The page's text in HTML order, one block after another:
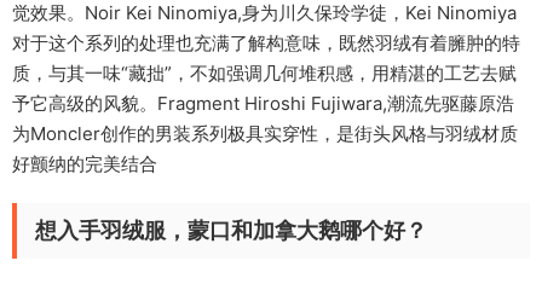
觉效果。Noir Kei Ninomiya,身为川久保玲学徒，Kei Ninomiya
对于这个系列的处理也充满了解构意味，既然羽绒有着臃肿的特
质，与其一味“藏拙”，不如强调几何堆积感，用精湛的工艺去赋
予它高级的风貌。Fragment Hiroshi Fujiwara,潮流先驱藤原浩
为Moncler创作的男装系列极具实穿性，是街头风格与羽绒材质
好颤纳的完美结合
想入手羽绒服，蒙口和加拿大鹅哪个好？